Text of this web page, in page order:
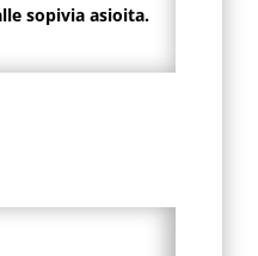
sopivia asioita.